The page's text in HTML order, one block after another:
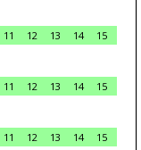
11 12 13 14
15
11 12 13 14
15
11 12 13 14
15